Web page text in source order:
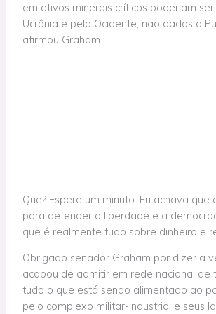
em ativos minerais críticos poderiam
Ucrânia e pelo Ocidente, não dados a
afirmou Graham.
Que? Espere um minuto. Eu achava que
para defender a liberdade e a
que é realmente tudo sobre dinheiro e
Obrigado senador Graham por dizer a
acabou de admitir em rede nacional de
tudo o que está sendo alimentado ao
pelo complexo militar-industrial e seus